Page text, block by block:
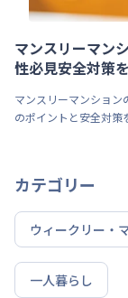
マンスリーマン
性必見安全対策
マンスリーマンショ
のポイントと安全対策
カテゴリー
ウィークリー・
一人暮らし